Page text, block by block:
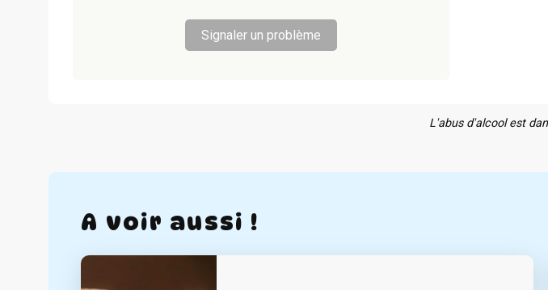
Signaler un problème
L'abus d'alcool est
A voir aussi !